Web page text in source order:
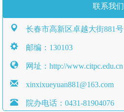
联系我们
长春市高新区卓越大街881号
邮编：130103
网址：http://www.citpc.edu.cn
xinxixueyuan881@163.com
院办电话：0431-81904076